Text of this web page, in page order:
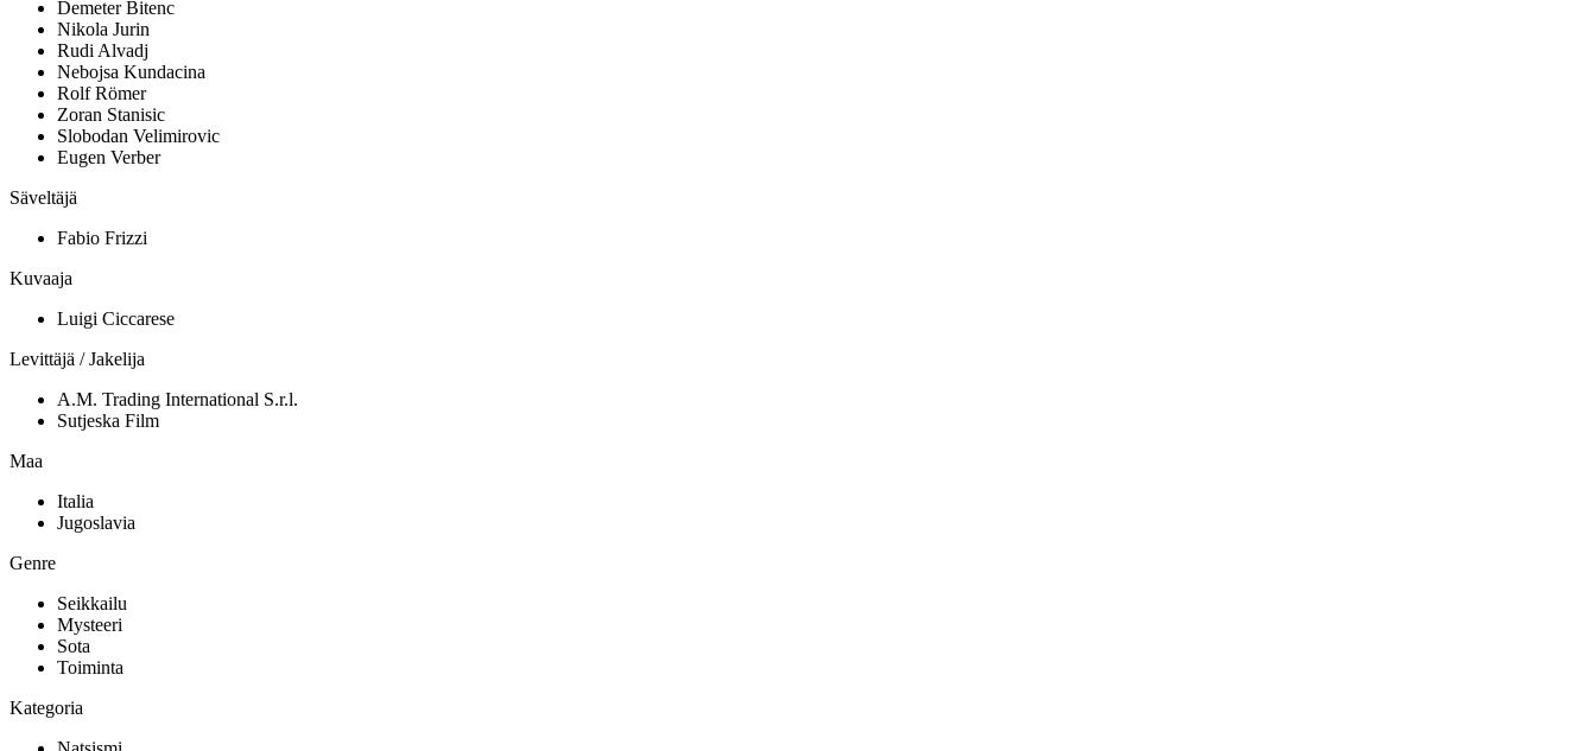
Demeter Bitenc
Nikola Jurin
Rudi Alvadj
Nebojsa Kundacina
Rolf Römer
Zoran Stanisic
Slobodan Velimirovic
Eugen Verber
Säveltäjä
Fabio Frizzi
Kuvaaja
Luigi Ciccarese
Levittäjä / Jakelija
A.M. Trading International S.r.l.
Sutjeska Film
Maa
Italia
Jugoslavia
Genre
Seikkailu
Mysteeri
Sota
Toiminta
Kategoria